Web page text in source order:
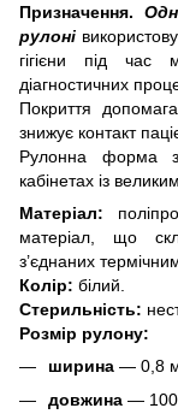
Призначення.
рулоні
гігієни під час
діагностичних
Покриття
знижує контакт
Рулонна форма
кабінетах із
Матеріал:
матеріал, що
з’єднаних
Колір: білий.
Стерильність:
Розмір рулону:
ширина — 0,8
довжина — 100